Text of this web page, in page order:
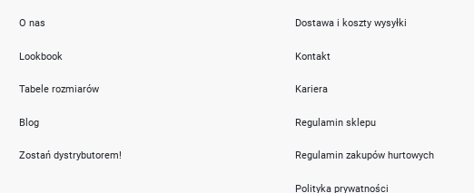
O nas
Lookbook
Tabele rozmiarów
Blog
Zostań dystrybutorem!
Dostawa i koszty wysyłki
Kontakt
Kariera
Regulamin sklepu
Regulamin zakupów hurtowych
Polityka prywatności